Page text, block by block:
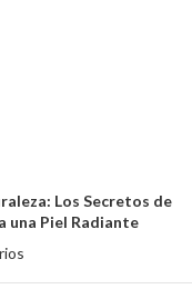
Los Secretos de
una Piel Radiante